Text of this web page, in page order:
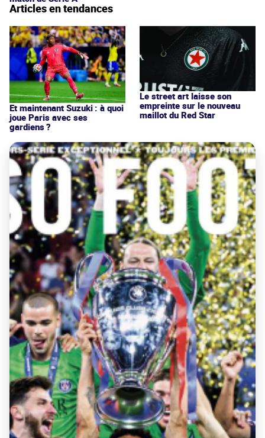
Articles en tendances
Et maintenant Suzuki : à quoi
joue Paris avec ses
gardiens ?
Le street art laisse son
empreinte sur le nouveau
maillot du Red Star